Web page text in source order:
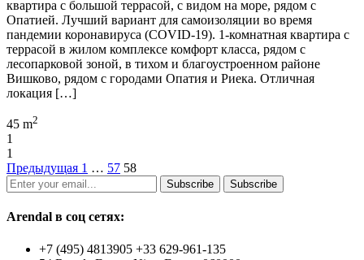
квартира с большой террасой, с видом на море, рядом с
Опатией. Лучший вариант для самоизоляции во время
пандемии коронавируса (COVID-19). 1-комнатная квартира с
террасой в жилом комплексе комфорт класса, рядом с
лесопарковой зоной, в тихом и благоустроенном районе
Вишково, рядом с городами Опатия и Риека. Отличная
локация […]
45 m2
1
1
Предыдущая 1 … 57 58
Subscribe Subscribe
Arendal в соц сетях:
+7 (495) 4813905 +33 629-961-135